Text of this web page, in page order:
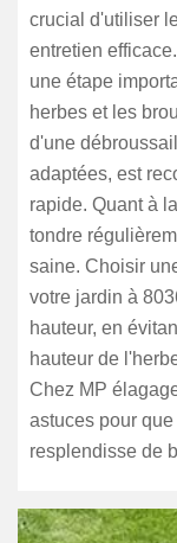
crucial d'utiliser
entretien
une étape
herbes et les
d'une
adaptées, est
rapide. Quant à
tondre
saine. Choisir
votre jardin à
hauteur, en
hauteur de
Chez MP
astuces pour
resplendisse de